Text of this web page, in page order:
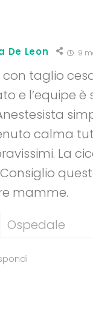
De Leon 9
taglio
e l’equipe è
calma
La
mamme.
Ospedale